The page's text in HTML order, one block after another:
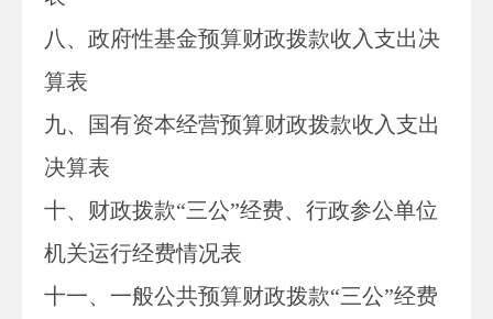
八 、政府性基金预算财政拨款收入支出决
算表
九、国有资本经营预算财政拨款收入支出
决算表
十、 财政拨款“三公”经费、行政参公单位
机关运行经费情况表
十一、一般公共预算财政拨款“三公”经费